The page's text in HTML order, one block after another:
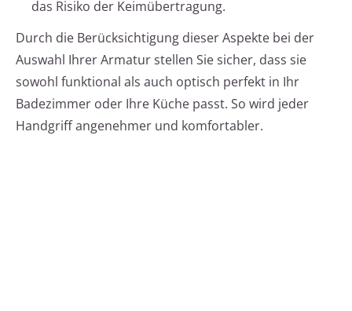
das Risiko der Keimübertragung.
Durch die Berücksichtigung dieser Aspekte bei der
Auswahl Ihrer Armatur stellen Sie sicher, dass sie
sowohl funktional als auch optisch perfekt in Ihr
Badezimmer oder Ihre Küche passt. So wird jeder
Handgriff angenehmer und komfortabler.